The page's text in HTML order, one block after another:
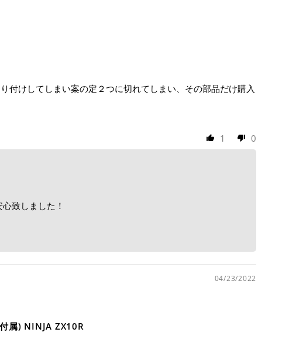
付けしてしまい案の定２つに切れてしまい、その部品だけ購入
1 0
致しました！
04/23/2022
属) NINJA ZX10R